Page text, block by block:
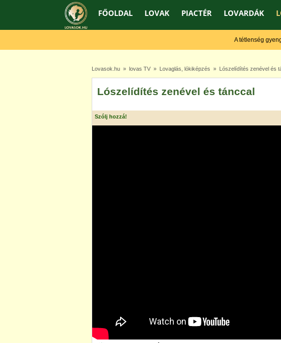
FŐOLDAL LOVAK PIACTÉR LOVARDÁK
A tétlenség
Lovasok.hu » lovas TV » Lovaglás, lókiképzés » Lószelídítés zenével és
Lószelídítés zenével és tánccal
Szólj hozzá!